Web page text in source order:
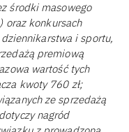
środki masowego
oraz konkursach
i sportu,
premiową
wartość tych
kwoty 760 zł;
ze sprzedażą
nagród